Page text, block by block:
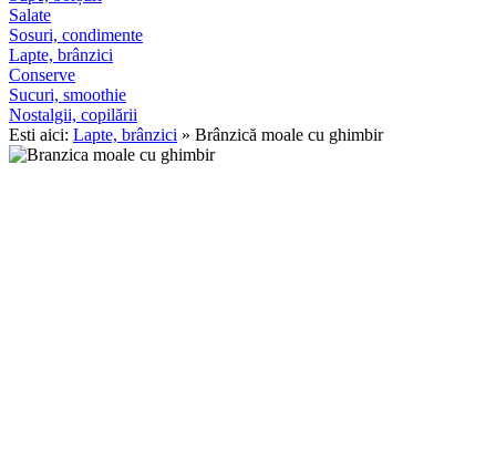
Salate
Sosuri, condimente
Lapte, brânzici
Conserve
Sucuri, smoothie
Nostalgii, copilării
Esti aici: Lapte, brânzici » Brânzică moale cu ghimbir